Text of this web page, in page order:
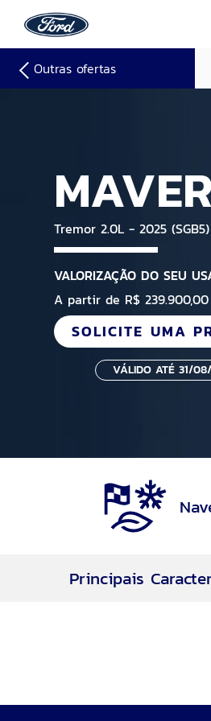
Outras ofertas
Tremor 2.0L - 2025 (SGB5)
VALORIZAÇÃO DO SEU
A partir de R$
SOLICITE UMA
VÁLIDO ATÉ 31/
Principais
Transmissão